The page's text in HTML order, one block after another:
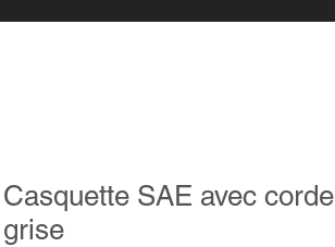
Casquette SAE avec corde
grise